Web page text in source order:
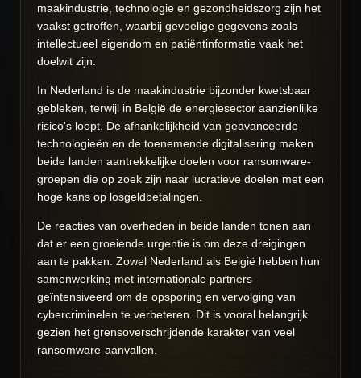
maakindustrie, technologie en gezondheidszorg zijn het
vaakst getroffen, waarbij gevoelige gegevens zoals
intellectueel eigendom en patiëntinformatie vaak het
doelwit zijn.
In Nederland is de maakindustrie bijzonder kwetsbaar
gebleken, terwijl in België de energiesector aanzienlijke
risico's loopt. De afhankelijkheid van geavanceerde
technologieën en de toenemende digitalisering maken
beide landen aantrekkelijke doelen voor ransomware-
groepen die op zoek zijn naar lucratieve doelen met een
hoge kans op losgeldbetalingen.
De reacties van overheden in beide landen tonen aan
dat er een groeiende urgentie is om deze dreigingen
aan te pakken. Zowel Nederland als België hebben hun
samenwerking met internationale partners
geïntensiveerd om de opsporing en vervolging van
cybercriminelen te verbeteren. Dit is vooral belangrijk
gezien het grensoverschrijdende karakter van veel
ransomware-aanvallen.